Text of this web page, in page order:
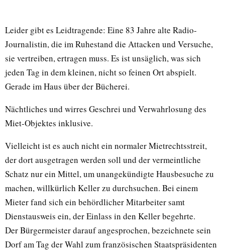
Leider gibt es Leidtragende: Eine 83 Jahre alte Radio-
Journalistin, die im Ruhestand die Attacken und Versuche,
sie vertreiben, ertragen muss. Es ist unsäglich, was sich
jeden Tag in dem kleinen, nicht so feinen Ort abspielt.
Gerade im Haus über der Bücherei.
Nächtliches und wirres Geschrei und Verwahrlosung des
Miet-Objektes inklusive.
Vielleicht ist es auch nicht ein normaler Mietrechtsstreit,
der dort ausgetragen werden soll und der vermeintliche
Schatz nur ein Mittel, um unangekündigte Hausbesuche zu
machen, willkürlich Keller zu durchsuchen. Bei einem
Mieter fand sich ein behördlicher Mitarbeiter samt
Dienstausweis ein, der Einlass in den Keller begehrte.
Der Bürgermeister darauf angesprochen, bezeichnete sein
Dorf am Tag der Wahl zum französischen Staatspräsidenten